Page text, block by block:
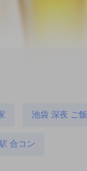
池袋 深夜 ご飯
合コン